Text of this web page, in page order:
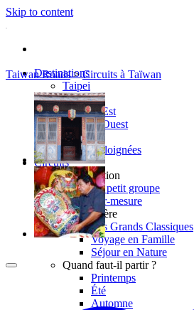
Skip to content
Destinations
Taipei
Le Nord
La Côte Est
La Côte Ouest
Le Sud
Les îles éloignées
Circuits
Organisation
En petit groupe
Sur-mesure
Atmosphère
Les Grands Classiques
Voyage en Famille
Séjour en Nature
Quand faut-il partir ?
Printemps
Été
Automne
Taiwan Roads > Circuits à Taïwan